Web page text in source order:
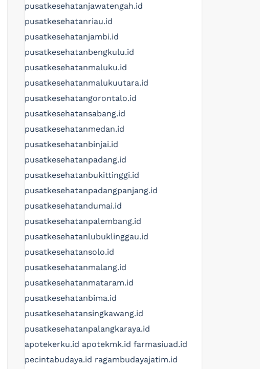
pusatkesehatanjawatengah.id
pusatkesehatanriau.id
pusatkesehatanjambi.id
pusatkesehatanbengkulu.id
pusatkesehatanmaluku.id
pusatkesehatanmalukuutara.id
pusatkesehatangorontalo.id
pusatkesehatansabang.id
pusatkesehatanmedan.id
pusatkesehatanbinjai.id
pusatkesehatanpadang.id
pusatkesehatanbukittinggi.id
pusatkesehatanpadangpanjang.id
pusatkesehatandumai.id
pusatkesehatanpalembang.id
pusatkesehatanlubuklinggau.id
pusatkesehatansolo.id
pusatkesehatanmalang.id
pusatkesehatanmataram.id
pusatkesehatanbima.id
pusatkesehatansingkawang.id
pusatkesehatanpalangkaraya.id
apotekerku.id apotekmk.id farmasiuad.id
pecintabudaya.id ragambudayajatim.id